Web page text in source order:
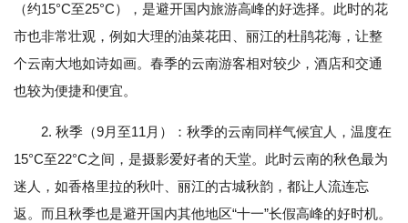
（约15°C至25°C），是避开国内旅游高峰的好选择。此时的花
市也非常壮观，例如大理的油菜花田、丽江的杜鹃花海，让整
个云南大地如诗如画。春季的云南游客相对较少，酒店和交通
也较为便捷和便宜。
2. 秋季（9月至11月）：秋季的云南同样气候宜人，温度在
15°C至22°C之间，是摄影爱好者的天堂。此时云南的秋色最为
迷人，如香格里拉的秋叶、丽江的古城秋韵，都让人流连忘
返。而且秋季也是避开国内其他地区“十一”长假高峰的好时机。